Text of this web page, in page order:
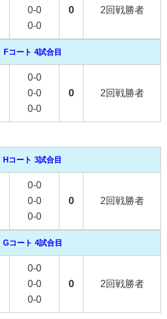
0-0
0-0
0 2回戦勝者
Fコート 4試合目
0-0
0-0
0-0
0 2回戦勝者
Hコート 3試合目
0-0
0-0
0-0
0 2回戦勝者
Gコート 4試合目
0-0
0-0
0-0
0 2回戦勝者